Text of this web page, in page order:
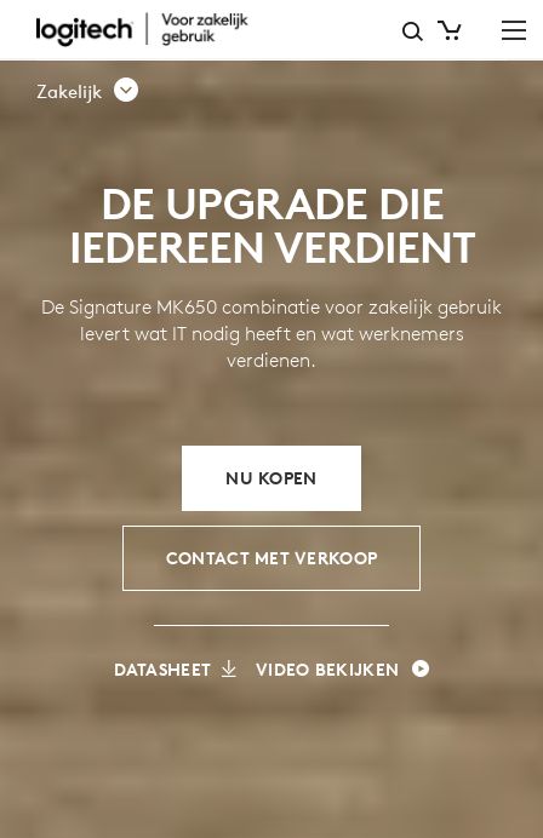
SIGNATURE
MK650
TOETSENBORD-
MUISCOMBINATIE
VOOR
ZAKELIJK
GEBRUIK
Zakelijk
DE UPGRADE DIE
IEDEREEN VERDIENT
De Signature MK650 combinatie voor zakelijk gebruik
levert wat IT nodig heeft en wat werknemers
verdienen.
NU KOPEN
CONTACT MET VERKOOP
DATASHEET VIDEO BEKIJKEN